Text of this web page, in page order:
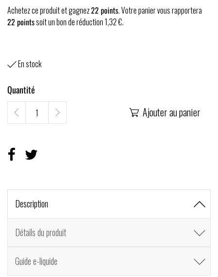
Achetez ce produit et gagnez22 points. Votre panier vous rapportera
22 pointssoit un bon de réduction1,32 €.
En stock
Quantité
 Ajouter au panier
Description
Détails du produit
Guide e-liquide